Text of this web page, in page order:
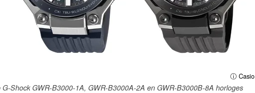
ⓘ Casio
G-Shock GWR-B3000-1A, GWR-B3000A-2A en GWR-B3000B-8A horloges